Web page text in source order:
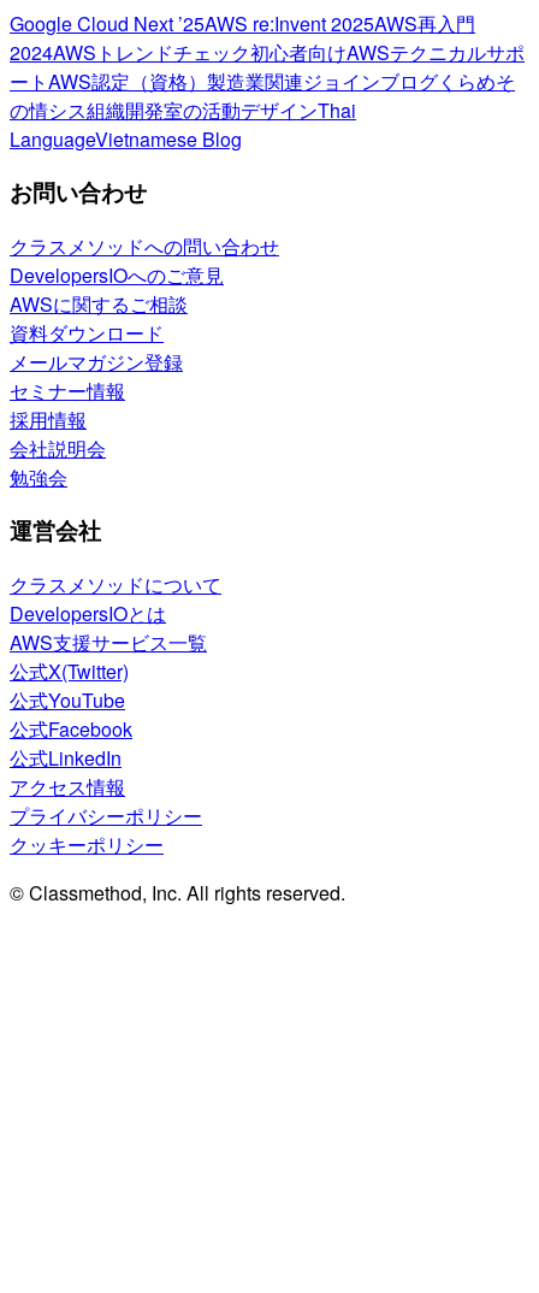
Google Cloud Next ’25AWS re:Invent 2025AWS再入門
2024AWSトレンドチェック初心者向けAWSテクニカルサポ
ートAWS認定（資格） 製造業関連ジョインブログくらめそ
の情シス組織開発室の活動デザインThai
LanguageVietnamese Blog
お問い合わせ
クラスメソッドへの問い合わせ
DevelopersIOへのご意見
AWSに関するご相談
資料ダウンロード
メールマガジン登録
セミナー情報
採用情報
会社説明会
勉強会
運営会社
クラスメソッドについて
DevelopersIOとは
AWS支援サービス一覧
公式X(Twitter)
公式YouTube
公式Facebook
公式LinkedIn
アクセス情報
プライバシーポリシー
クッキーポリシー
© Classmethod, Inc. All rights reserved.